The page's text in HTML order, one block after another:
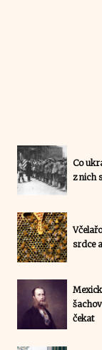
Co
z nich
srdce
čekat